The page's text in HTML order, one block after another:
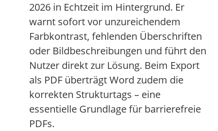
2026 in Echtzeit im Hintergrund. Er
warnt sofort vor unzureichendem
Farbkontrast, fehlenden Überschriften
oder Bildbeschreibungen und führt den
Nutzer direkt zur Lösung. Beim Export
als PDF überträgt Word zudem die
korrekten Strukturtags – eine
essentielle Grundlage für barrierefreie
PDFs.